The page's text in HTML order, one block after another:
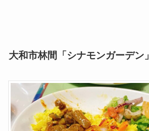
大和市林間「シナモンガーデン」